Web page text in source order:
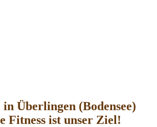
Überlingen (Bodensee)
Fitness ist unser Ziel!